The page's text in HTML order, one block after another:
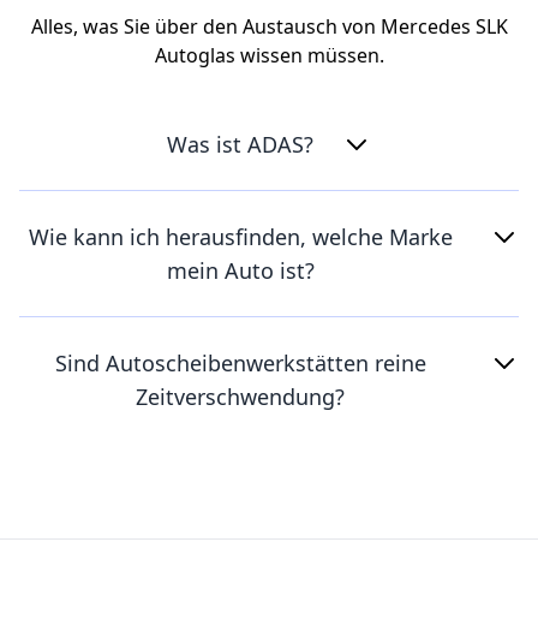
Alles, was Sie über den Austausch von Mercedes SLK
Autoglas wissen müssen.
Was ist ADAS?
Wie kann ich herausfinden, welche Marke
mein Auto ist?
Sind Autoscheibenwerkstätten reine
Zeitverschwendung?